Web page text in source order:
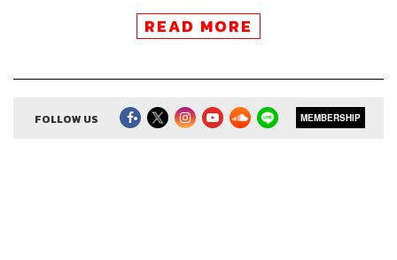
READ MORE
FOLLOW US MEMBERSHIP